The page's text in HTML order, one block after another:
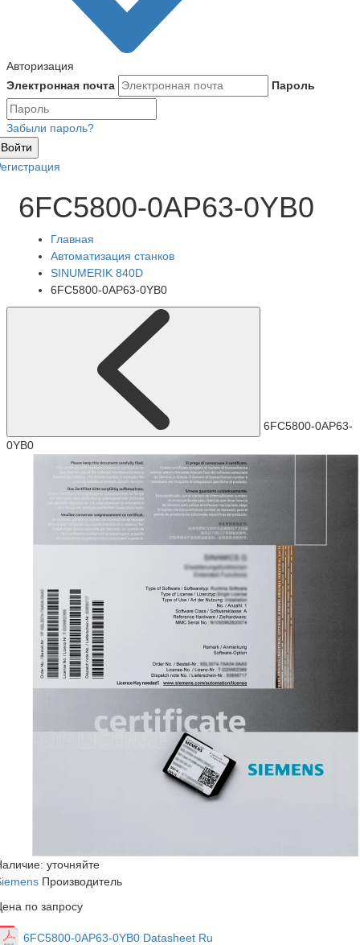
Авторизация
Электронная почта
Пароль
Забыли пароль?
Войти
6FC5800-0AP63-0YB0
Главная
Автоматизация станков
SINUMERIK 840D
6FC5800-0AP63-0YB0
6FC5800-0AP63-
0YB0
уточняйте
Производитель
по запросу
6FC5800-0AP63-0YB0 Datasheet Ru